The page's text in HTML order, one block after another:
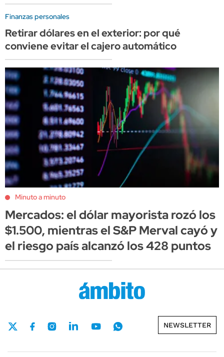
Finanzas personales
Retirar dólares en el exterior: por qué
conviene evitar el cajero automático
Minuto a minuto
Mercados: el dólar mayorista rozó los
$1.500, mientras el S&P Merval cayó y
el riesgo país alcanzó los 428 puntos
NEWSLETTER